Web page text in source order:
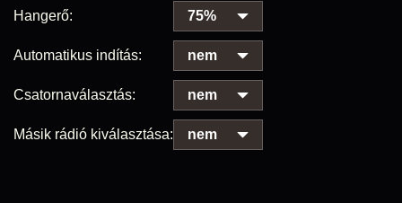
Hangerő: 75%
Automatikus indítás: nem
Csatornaválasztás: nem
Másik rádió kiválasztása: nem